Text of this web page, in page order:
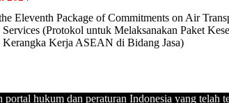
Eleventh Package of Commitments on Air
(Protokol untuk Melaksanakan Paket
Kerja ASEAN di Bidang Jasa)
portal hukum dan peraturan Indonesia yang telah